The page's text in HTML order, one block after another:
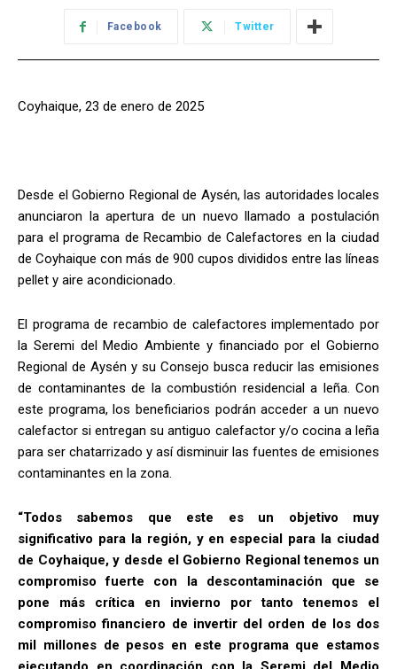
Facebook Twitter
Coyhaique, 23 de enero de 2025
Desde el Gobierno Regional de Aysén, las autoridades locales
anunciaron la apertura de un nuevo llamado a postulación
para el programa de Recambio de Calefactores en la ciudad
de Coyhaique con más de 900 cupos divididos entre las líneas
pellet y aire acondicionado.
El programa de recambio de calefactores implementado por
la Seremi del Medio Ambiente y financiado por el Gobierno
Regional de Aysén y su Consejo busca reducir las emisiones
de contaminantes de la combustión residencial a leña. Con
este programa, los beneficiarios podrán acceder a un nuevo
calefactor si entregan su antiguo calefactor y/o cocina a leña
para ser chatarrizado y así disminuir las fuentes de emisiones
contaminantes en la zona.
“Todos sabemos que este es un objetivo muy
significativo para la región, y en especial para la ciudad
de Coyhaique, y desde el Gobierno Regional tenemos un
compromiso fuerte con la descontaminación que se
pone más crítica en invierno por tanto tenemos el
compromiso financiero de invertir del orden de los dos
mil millones de pesos en este programa que estamos